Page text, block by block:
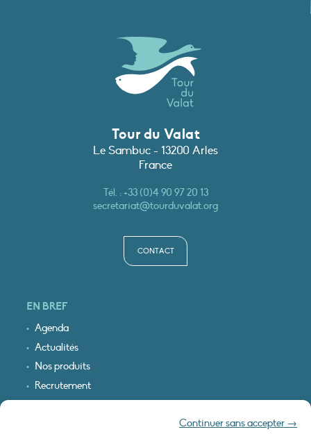
Continuer sans accepter →
Tour du Valat
Le Sambuc - 13200 Arles
France
Tél. : +33 (0)4 90 97 20 13
secretariat@tourduvalat.org
CONTACT
EN BREF
Agenda
Actualités
Nos produits
Recrutement